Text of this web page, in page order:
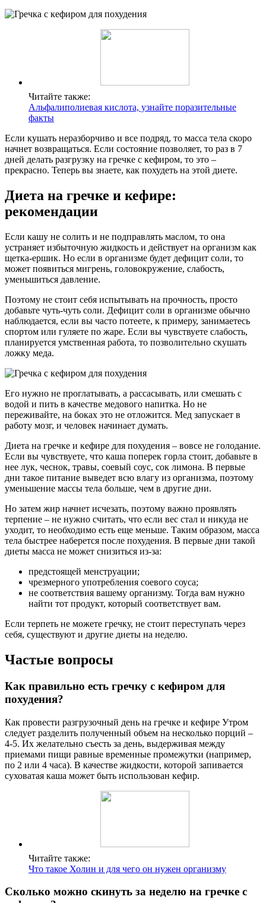
Читайте также:
Альфалиполиевая кислота, узнайте поразительные
факты
Если кушать неразборчиво и все подряд, то масса тела скоро
начнет возвращаться. Если состояние позволяет, то раз в 7
дней делать разгрузку на гречке с кефиром, то это –
прекрасно. Теперь вы знаете, как похудеть на этой диете.
Диета на гречке и кефире:
рекомендации
Если кашу не солить и не подправлять маслом, то она
устраняет избыточную жидкость и действует на организм как
щетка-ершик. Но если в организме будет дефицит соли, то
может появиться мигрень, головокружение, слабость,
уменьшиться давление.
Поэтому не стоит себя испытывать на прочность, просто
добавьте чуть-чуть соли. Дефицит соли в организме обычно
наблюдается, если вы часто потеете, к примеру, занимаетесь
спортом или гуляете по жаре. Если вы чувствуете слабость,
планируется умственная работа, то позволительно скушать
ложку меда.
Его нужно не проглатывать, а рассасывать, или смешать с
водой и пить в качестве медового напитка. Но не
переживайте, на боках это не отложится. Мед запускает в
работу мозг, и человек начинает думать.
Диета на гречке и кефире для похудения – вовсе не голодание.
Если вы чувствуете, что каша поперек горла стоит, добавьте в
нее лук, чеснок, травы, соевый соус, сок лимона. В первые
дни такое питание выведет всю влагу из организма, поэтому
уменьшение массы тела больше, чем в другие дни.
Но затем жир начнет исчезать, поэтому важно проявлять
терпение – не нужно считать, что если вес стал и никуда не
уходит, то необходимо есть еще меньше. Таким образом, масса
тела быстрее наберется после похудения. В первые дни такой
диеты масса не может снизиться из-за:
предстоящей менструации;
чрезмерного употребления соевого соуса;
не соответствия вашему организму. Тогда вам нужно
найти тот продукт, который соответствует вам.
Если терпеть не можете гречку, не стоит переступать через
себя, существуют и другие диеты на неделю.
Частые вопросы
Как правильно есть гречку с кефиром для
похудения?
Как провести разгрузочный день на гречке и кефире Утром
следует разделить полученный объем на несколько порций –
4-5. Их желательно съесть за день, выдерживая между
приемами пищи равные временные промежутки (например,
по 2 или 4 часа). В качестве жидкости, которой запивается
суховатая каша может быть использован кефир.
Читайте также:
Что такое Холин и для чего он нужен организму
Сколько можно скинуть за неделю на гречке с